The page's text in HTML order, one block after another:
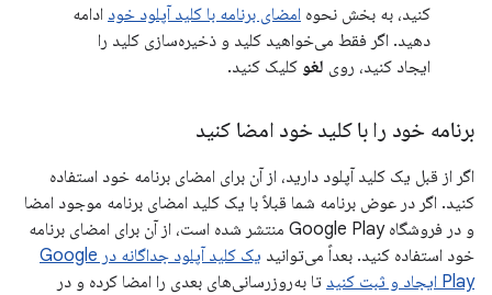
کنید، به بخش نحوه امضای برنامه با کلید آپلود خود ادامه
دهید. اگر فقط می‌خواهید کلید و ذخیره‌سازی کلید را
ایجاد کنید، روی لغو کلیک کنید.
برنامه خود را با کلید خود امضا کنید
اگر از قبل یک کلید آپلود دارید، از آن برای امضای برنامه خود استفاده
کنید. اگر در عوض برنامه شما قبلاً با یک کلید امضای برنامه موجود امضا
و در فروشگاه Google Play منتشر شده است، از آن برای امضای برنامه
خود استفاده کنید. بعداً می‌توانید
یک کلید آپلود جداگانه در Google
Play ایجاد و ثبت کنید
تا به‌روزرسانی‌های بعدی را امضا کرده و در